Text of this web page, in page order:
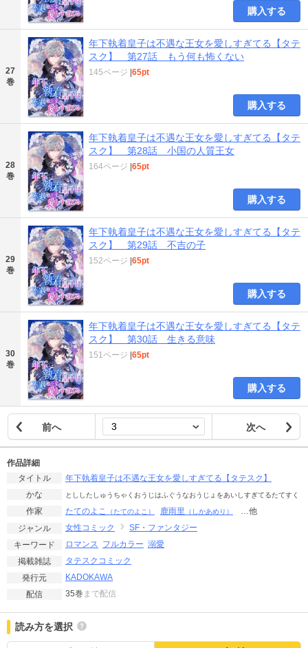
購入する
27
巻
年下執着皇子は不遇な王女を愛しすぎてる【タテ
スク】 第27話 もう何も怖くない
145ページ 65pt
購入する
28
巻
年下執着皇子は不遇な王女を愛しすぎてる【タテ
スク】 第28話 小国の人質王女
164ページ 65pt
購入する
29
巻
年下執着皇子は不遇な王女を愛しすぎてる【タテ
スク】 第29話 不吉の子
152ページ 65pt
購入する
30
巻
年下執着皇子は不遇な王女を愛しすぎてる【タテ
スク】 第30話 生きる意味
151ページ 65pt
購入する
前へ 次へ
作品詳細
タイトル
年下執着皇子は不遇な王女を愛しすぎてる【タテスク】
かな
とししたしゅうちゃくおうじはふぐうなおうじょをあいしすぎてるたてすく
作家 たてのよこ （たてのよこ） 鹿雨里 （しかあめり）
…他
ジャンル
女性コミック
SF・ファンタジー
キーワード
ロマンス フルカラー 溺愛
掲載雑誌
タテスクコミック
発行元
KADOKAWA
配信
35巻 まで配信
読み方を選択